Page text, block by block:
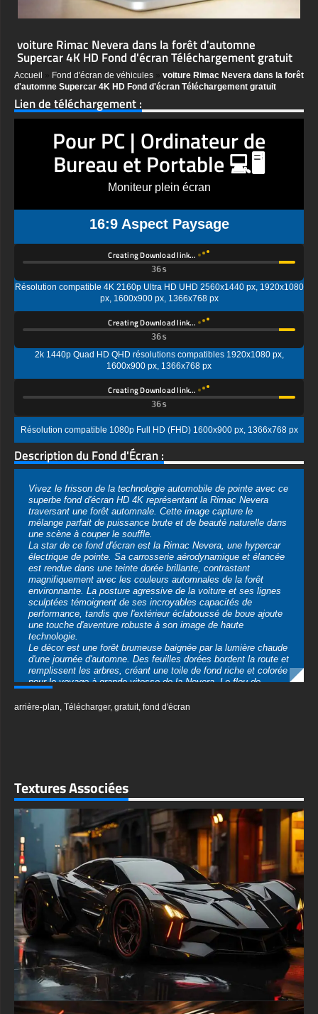
voiture Rimac Nevera dans la forêt d'automne
Supercar 4K HD Fond d'écran Téléchargement gratuit
Accueil Fond d'écran de véhicules
voiture Rimac Nevera dans la forêt
d'automne Supercar 4K HD Fond d'écran Téléchargement gratuit
Lien de téléchargement :
Pour PC | Ordinateur de
Bureau et Portable 💻🖥️
Moniteur plein écran
16:9 Aspect Paysage
Creating Download link…
Résolution compatible 4K 2160p Ultra HD UHD 2560x1440 px, 1920x1080
px, 1600x900 px, 1366x768 px
Creating Download link…
2k 1440p Quad HD QHD résolutions compatibles 1920x1080 px,
Creating Download link…
Résolution compatible 1080p Full HD (FHD) 1600x900 px, 1366x768 px
Description du Fond d'Écran :
Vivez le frisson de la technologie automobile de pointe avec ce
superbe fond d'écran HD 4K représentant la Rimac Nevera
mélange parfait de puissance brute et de beauté naturelle dans
une scène à couper le souffle.
La star de ce fond d'écran est la Rimac Nevera, une hypercar
électrique de pointe. Sa carrosserie aérodynamique et élancée
est rendue dans une teinte dorée brillante, contrastant
magnifiquement avec les couleurs automnales de la forêt
environnante. La posture agressive de la voiture et ses lignes
sculptées témoignent de ses incroyables capacités de
performance, tandis que l'extérieur éclaboussé de boue ajoute
une touche d'aventure robuste à son image de haute
technologie.
Le décor est une forêt brumeuse baignée par la lumière chaude
d'une journée d'automne. Des feuilles dorées bordent la route et
remplissent les arbres, créant une toile de fond riche et colorée
pour le voyage à grande vitesse de la Nevera. Le flou de
mouvement de l'arrière-plan et les éclaboussures d'eau
provenant de la route mouillée transmettent une sensation
palpable de vitesse et d'excitation.
aux amateurs de supercars et à tous ceux qui apprécient la
époustouflante, vous permettant de vous immerger dans cette
aventure d'automne à grande vitesse à chaque fois que vous
regardez votre appareil.
textures-3d-gratuiteshd.com
arrière-plan,Télécharger,gratuit,fond d'écran